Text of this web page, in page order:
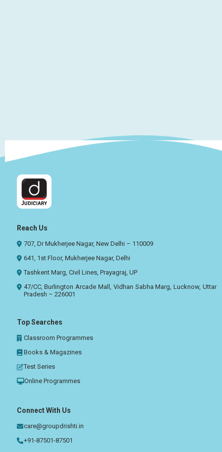
Reach Us
707, Dr Mukherjee Nagar, New Delhi – 110009
641, 1st Floor, Mukherjee Nagar, Delhi
Tashkent Marg, Civil Lines, Prayagraj, UP
47/CC, Burlington Arcade Mall, Vidhan Sabha Marg, Lucknow, Uttar
Pradesh – 226001
Top Searches
Classroom Programmes
Books & Magazines
Test Series
Online Programmes
Connect With Us
care@groupdrishti.in
+91-87501-87501